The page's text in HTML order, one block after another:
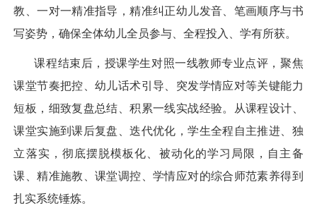
教、一对一精准指导，精准纠正幼儿发音、笔画顺序与书
写姿势，确保全体幼儿全员参与、全程投入、学有所获。
课程结束后，授课学生对照一线教师专业点评，聚焦
课堂节奏把控、幼儿话术引导、突发学情应对等关键能力
短板，细致复盘总结、积累一线实战经验。从课程设计、
课堂实施到课后复盘、迭代优化，学生全程自主推进、独
立落实，彻底摆脱模板化、被动化的学习局限，自主备
课、精准施教、课堂调控、学情应对的综合师范素养得到
扎实系统锤炼。